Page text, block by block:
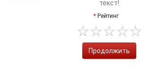
текст!
Рейтинг
Продолжить